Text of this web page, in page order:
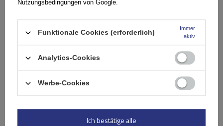
In den
Nutzungsbedingungen von Google.
Funktionale Cookies (erforderlich)
Immer
aktiv
Analytics-Cookies
Werbe-Cookies
Ich bestätige alle